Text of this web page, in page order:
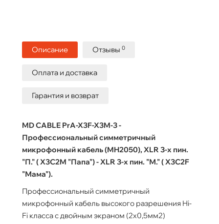
Описание Отзывы 0
Оплата и доставка
Гарантия и возврат
MD CABLE PrA-X3F-X3M-3 -
Профессиональный симметричный
микрофонный кабель (MH2050), XLR 3-х пин.
"П." ( X3C2M "Папа") - XLR 3-х пин. "М." ( X3C2F
"Мама").
Профессиональный симметричный
микрофонный кабель высокого разрешения Hi-
Fi класса с двойным экраном (2x0,5мм2)